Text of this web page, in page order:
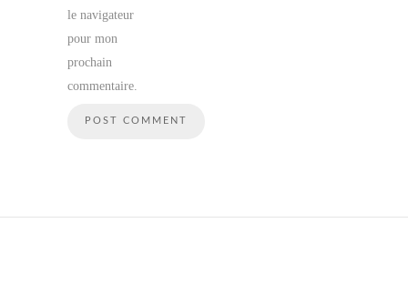
le navigateur
pour mon
prochain
commentaire.